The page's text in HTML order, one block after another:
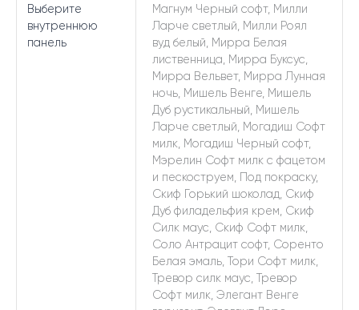
Выберите
внутреннюю
панель
Магнум Черный софт, Милли
Ларче светлый, Милли Роял
вуд белый, Мирра Белая
лиственница, Мирра Буксус,
Мирра Вельвет, Мирра Лунная
ночь, Мишель Венге, Мишель
Дуб рустикальный, Мишель
Ларче светлый, Могадиш Софт
милк, Могадиш Черный софт,
Мэрелин Софт милк с фацетом
и пескоструем, Под покраску,
Скиф Горький шоколад, Скиф
Дуб филадельфия крем, Скиф
Силк маус, Скиф Софт милк,
Соло Антрацит софт, Соренто
Белая эмаль, Тори Софт милк,
Тревор силк маус, Тревор
Софт милк, Элегант Венге